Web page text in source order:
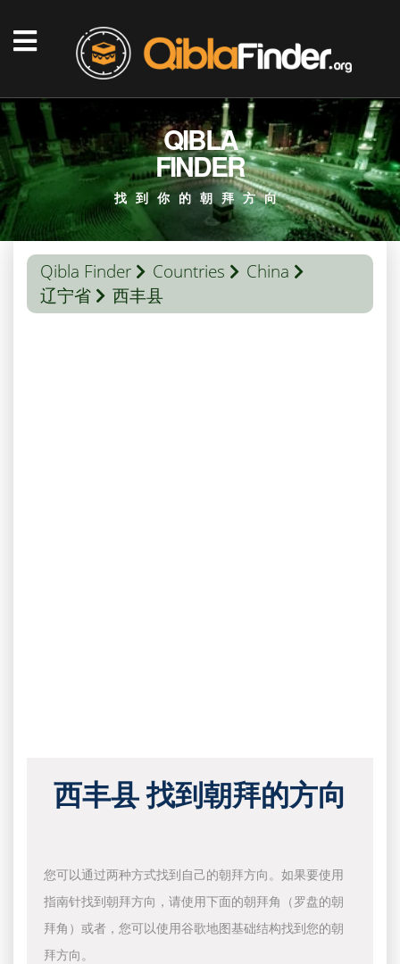
QIBLA
FINDER
找到你的朝拜方向
Qibla Finder Countries
China
辽宁省
西丰县
西丰县 找到朝拜的方向
您可以通过两种方式找到自己的朝拜方向。如果要使用
指南针找到朝拜方向，请使用下面的朝拜角（罗盘的朝
拜角）或者，您可以使用谷歌地图基础结构找到您的朝
拜方向。